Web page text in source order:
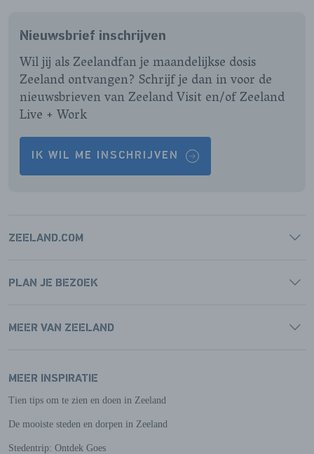
PAGINAPAGINAPAGINAPAGINA
Nieuwsbrief inschrijven
Wil jij als Zeelandfan je maandelijkse dosis
Zeeland ontvangen? Schrijf je dan in voor de
nieuwsbrieven van Zeeland Visit en/of Zeeland
Live + Work
IK WIL ME INSCHRIJVEN
ZEELAND.COM
PLAN JE BEZOEK
MEER VAN ZEELAND
MEER INSPIRATIE
Tien tips om te zien en doen in Zeeland
De mooiste steden en dorpen in Zeeland
Stedentrip: Ontdek Goes